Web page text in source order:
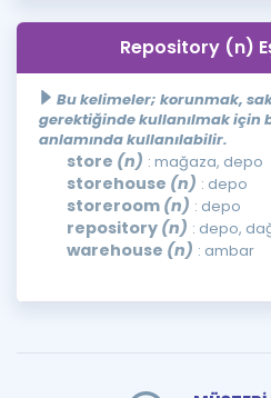
Repository (n)
Bu kelimeler; korunmak,
gerektiğinde kullanılmak için
anlamında kullanılabilir.
store (n) : mağaza, depo
storehouse (n) : depo
storeroom (n) : depo
repository (n) : depo,
warehouse (n) : ambar